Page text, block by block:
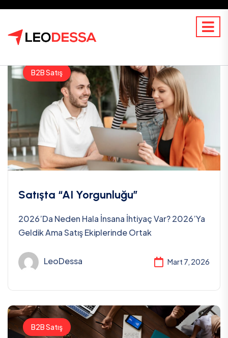
B2B Satış
Satışta “AI Yorgunluğu”
2026’da Neden Hala İnsana İhtiyaç Var? 2026’ya
Geldik Ama Satış Ekiplerinde Ortak
LeoDessa Mart 7, 2026
B2B Satış